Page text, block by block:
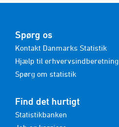
Spørg os
Kontakt Danmarks Statistik
Hjælp til erhvervsindberetning
Spørg om statistik
Find det hurtigt
Statistikbanken